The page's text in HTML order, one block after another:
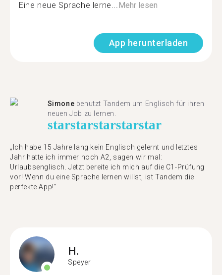
Eine neue Sprache lerne...Mehr lesen
App herunterladen
Simone benutzt Tandem um Englisch für ihren
neuen Job zu lernen.
starstarstarstarstar
„Ich habe 15 Jahre lang kein Englisch gelernt und letztes
Jahr hatte ich immer noch A2, sagen wir mal:
Urlaubsenglisch. Jetzt bereite ich mich auf die C1-Prüfung
vor! Wenn du eine Sprache lernen willst, ist Tandem die
perfekte App!"
H.
Speyer